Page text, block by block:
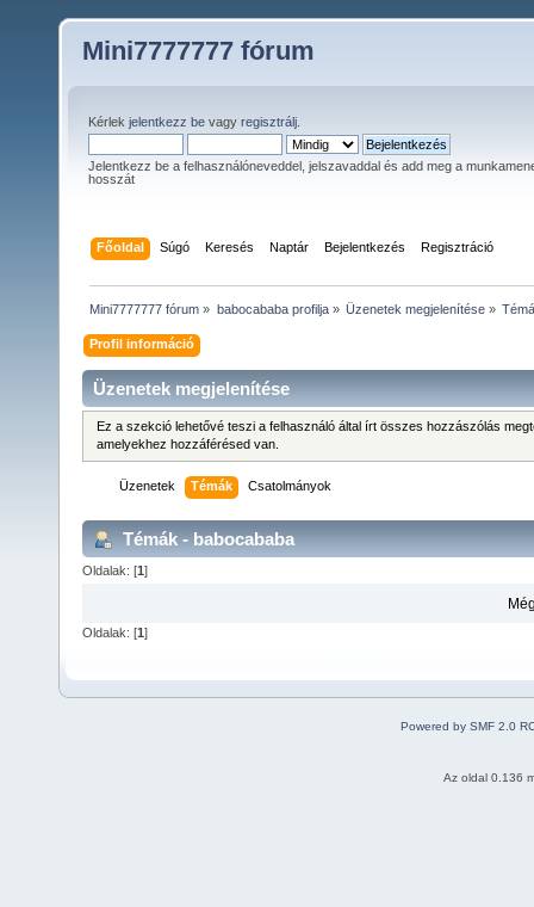
Mini7777777 fórum
Kérlek jelentkezz be vagy regisztrálj
Jelentkezz be a felhasználóneveddel, jelszavaddal és add meg a
hosszát
Főoldal Súgó Keresés Naptár Bejelentkezés Regisztráció
Mini7777777 fórum » babocababa profilja» Üzenetek megjelenítése»
Profil információ
Üzenetek megjelenítése
Ez a szekció lehetővé teszi a felhasználó által írt összes hozzászólás
amelyekhez hozzáférésed van.
Üzenetek Témák Csatolmányok
Témák - babocababa
Oldalak: [1]
Oldalak: [1 ]
Powered by SMF 2.0
Az oldal 0.136